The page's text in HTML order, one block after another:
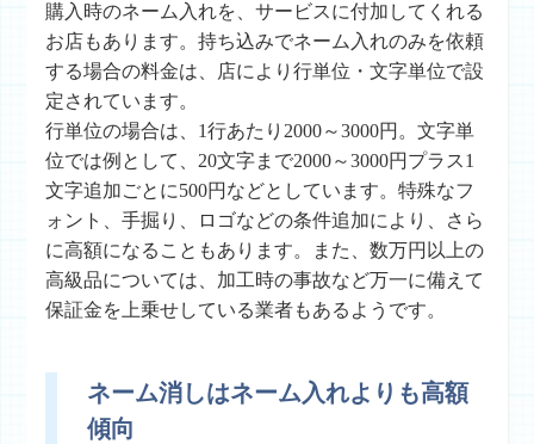
購入時のネーム入れを、サービスに付加してくれる
お店もあります。持ち込みでネーム入れのみを依頼
する場合の料金は、店により行単位・文字単位で設
定されています。
行単位の場合は、1行あたり2000～3000円。文字単
位では例として、20文字まで2000～3000円プラス1
文字追加ごとに500円などとしています。特殊なフ
ォント、手掘り、ロゴなどの条件追加により、さら
に高額になることもあります。また、数万円以上の
高級品については、加工時の事故など万一に備えて
保証金を上乗せしている業者もあるようです。
ネーム消しはネーム入れよりも高額
傾向